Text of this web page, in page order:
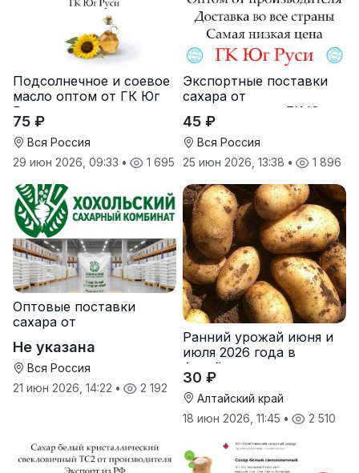
Подсолнечное и соевое
масло оптом от ГК Юг
Руси
75 ₽
Вся Россия
29 июн 2026, 09:33 • 1 695
Экспортные поставки
сахара от
производителя ГК Юг
Руси
45 ₽
Вся Россия
25 июн 2026, 13:38 • 1 896
Оптовые поставки
сахара от
Хохольский сахарный
комбинат
Не указана
Вся Россия
21 июн 2026, 14:22 • 2 192
Ранний урожай июня и
июля 2026 года в
Алтайском крае
30 ₽
Алтайский край
18 июн 2026, 11:45 • 2 510